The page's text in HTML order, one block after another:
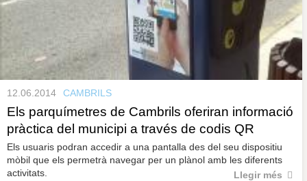
12.06.2014 CAMBRILS
Els parquímetres de Cambrils oferiran informació
pràctica del municipi a través de codis QR
Els usuaris podran accedir a una pantalla des del seu dispositiu
mòbil que els permetrà navegar per un plànol amb les diferents
activitats.
Llegir més